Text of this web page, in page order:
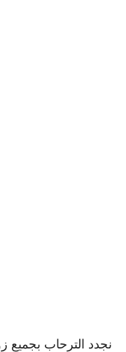
نجدد الترحاب بجميع